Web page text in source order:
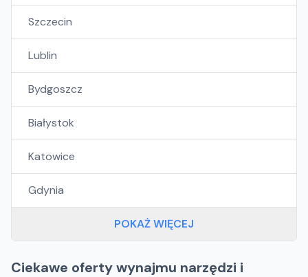
Szczecin
Lublin
Bydgoszcz
Białystok
Katowice
Gdynia
POKAŻ WIĘCEJ
Ciekawe oferty wynajmu narzędzi i